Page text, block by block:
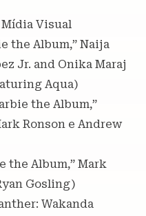
Mídia Visual
the Album,” Naija
Jr. and Onika Maraj
Aqua)
the Album,”
Ronson e Andrew
the Album,” Mark
Gosling)
Wakanda